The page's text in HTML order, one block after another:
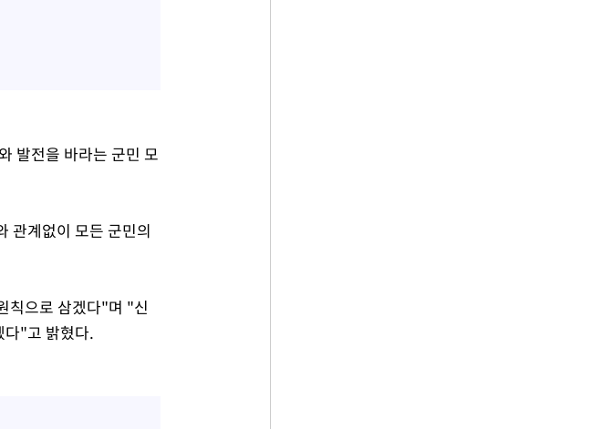
발전을 바라는 군민 모
관계없이 모든 군민의
칙으로 삼겠다"며 "신
다"고 밝혔다.